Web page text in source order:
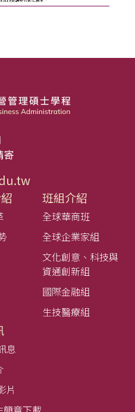
寄
班組介紹
全球華商班
全球企業家組
文化創意、科技與
資通創新組
國際金融組
生技醫療組
息
片